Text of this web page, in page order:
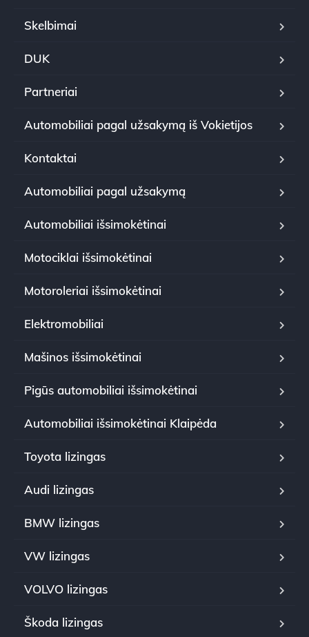
Skelbimai
DUK
Partneriai
Automobiliai pagal užsakymą iš Vokietijos
Kontaktai
Automobiliai pagal užsakymą
Automobiliai išsimokėtinai
Motociklai išsimokėtinai
Motoroleriai išsimokėtinai
Elektromobiliai
Mašinos išsimokėtinai
Pigūs automobiliai išsimokėtinai
Automobiliai išsimokėtinai Klaipėda
Toyota lizingas
Audi lizingas
BMW lizingas
VW lizingas
VOLVO lizingas
Škoda lizingas